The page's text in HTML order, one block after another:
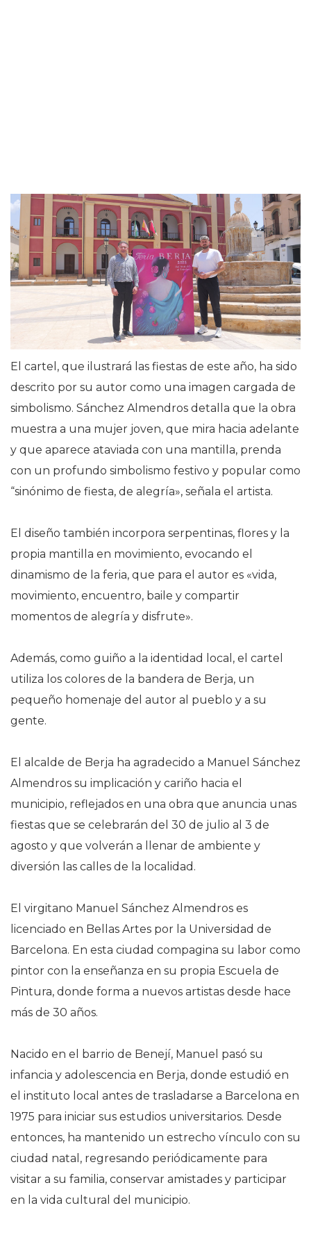
El cartel, que ilustrará las fiestas de este año, ha sido
descrito por su autor como una imagen cargada de
simbolismo. Sánchez Almendros detalla que la obra
muestra a una mujer joven, que mira hacia adelante
y que aparece ataviada con una mantilla, prenda
con un profundo simbolismo festivo y popular como
“sinónimo de fiesta, de alegría», señala el artista.
El diseño también incorpora serpentinas, flores y la
propia mantilla en movimiento, evocando el
dinamismo de la feria, que para el autor es «vida,
movimiento, encuentro, baile y compartir
momentos de alegría y disfrute».
Además, como guiño a la identidad local, el cartel
utiliza los colores de la bandera de Berja, un
pequeño homenaje del autor al pueblo y a su
gente.
El alcalde de Berja ha agradecido a Manuel Sánchez
Almendros su implicación y cariño hacia el
municipio, reflejados en una obra que anuncia unas
fiestas que se celebrarán del 30 de julio al 3 de
agosto y que volverán a llenar de ambiente y
diversión las calles de la localidad.
El virgitano Manuel Sánchez Almendros es
licenciado en Bellas Artes por la Universidad de
Barcelona. En esta ciudad compagina su labor como
pintor con la enseñanza en su propia Escuela de
Pintura, donde forma a nuevos artistas desde hace
más de 30 años.
Nacido en el barrio de Benejí, Manuel pasó su
infancia y adolescencia en Berja, donde estudió en
el instituto local antes de trasladarse a Barcelona en
1975 para iniciar sus estudios universitarios. Desde
entonces, ha mantenido un estrecho vínculo con su
ciudad natal, regresando periódicamente para
visitar a su familia, conservar amistades y participar
en la vida cultural del municipio.